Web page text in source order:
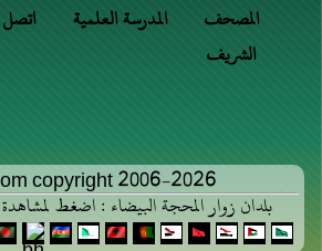
اتصل المدرسة العلمية
المصحف
الشريف
copyright 2006-2026
بلدان زوار المحجة البيضاء : اضغط